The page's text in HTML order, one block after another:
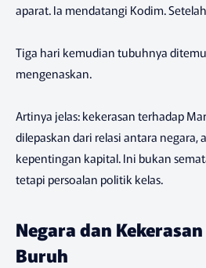
aparat. Ia mendatangi Kodim.
Tiga hari kemudian tubuhnya
mengenaskan.
Artinya jelas: kekerasan terhadap
dilepaskan dari relasi antara negara,
kepentingan kapital. Ini bukan
tetapi persoalan politik kelas.
Negara dan
Buruh